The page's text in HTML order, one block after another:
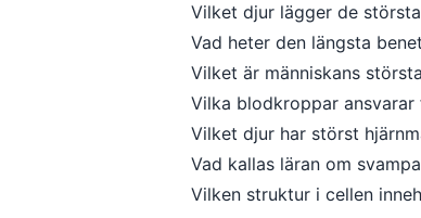
Vilket djur lägger de
Vad heter den längsta
Vilket är människans
Vilka blodkroppar
Vilket djur har störst
Vad kallas läran om
Vilken struktur i cellen